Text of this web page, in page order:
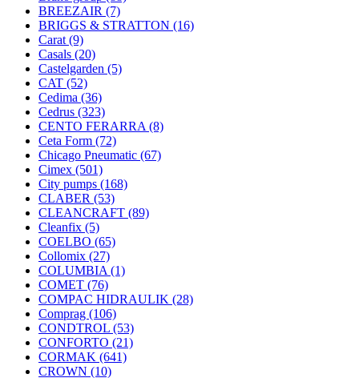
BREEZAIR (7)
BRIGGS & STRATTON (16)
Carat (9)
Casals (20)
Castelgarden (5)
CAT (52)
Cedima (36)
Cedrus (323)
CENTO FERARRA (8)
Ceta Form (72)
Chicago Pneumatic (67)
Cimex (501)
City pumps (168)
CLABER (53)
CLEANCRAFT (89)
Cleanfix (5)
COELBO (65)
Collomix (27)
COLUMBIA (1)
COMET (76)
COMPAC HIDRAULIK (28)
Comprag (106)
CONDTROL (53)
CONFORTO (21)
CORMAK (641)
CROWN (10)